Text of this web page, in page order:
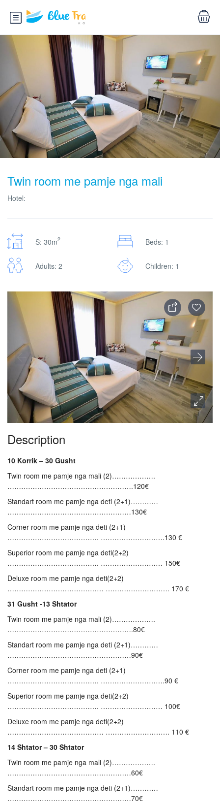
Twin room me pamje nga mali
Hotel:
S: 30m2 Beds: 1
Adults: 2 Children: 1
Description
10 Korrik – 30 Gusht
Twin room me pamje nga mali (2)……………….
……………………………………………….120€
Standart room me pamje nga deti (2+1)…………
………………………………………………130€
Corner room me pamje nga deti (2+1)
…………………………………. ……………………….130 €
Superior room me pamje nga deti(2+2)
…………………………………. ……………………… 150€
Deluxe room me pamje nga deti(2+2)
…………………………………… ………………………. 170 €
31 Gusht -13 Shtator
Twin room me pamje nga mali (2)……………….
……………………………………………….80€
Standart room me pamje nga deti (2+1)…………
………………………………………………90€
Corner room me pamje nga deti (2+1)
…………………………………. ……………………….90 €
Superior room me pamje nga deti(2+2)
…………………………………. ……………………… 100€
Deluxe room me pamje nga deti(2+2)
…………………………………… ………………………. 110 €
14 Shtator – 30 Shtator
Twin room me pamje nga mali (2)……………….
………………………………………………60€
Standart room me pamje nga deti (2+1)…………
………………………………………………70€